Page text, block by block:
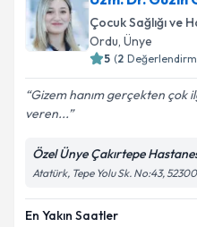
Çocuk Sağlığı ve
Ordu, Ünye
5 (2
Gizem hanım gerçekten çok
veren...
Özel Ünye Çakırtepe
Atatürk, Tepe Yolu Sk. No:43,
En Yakın Saatler